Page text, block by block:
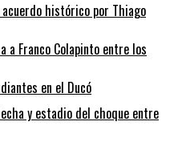
histórico por Thiago
a Franco Colapinto entre los
en el Ducó
y estadio del choque entre